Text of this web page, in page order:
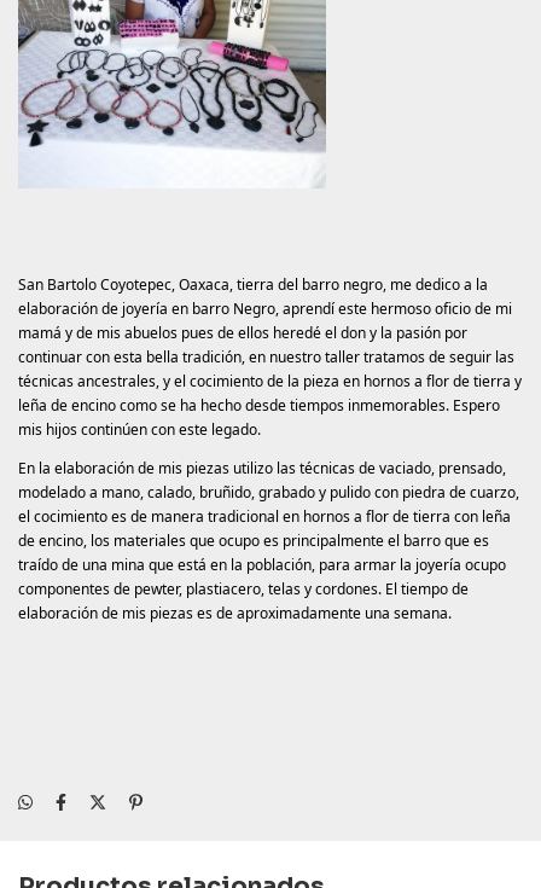
San Bartolo Coyotepec, Oaxaca, tierra del barro negro, me dedico a la
elaboración de joyería en barro Negro, aprendí este hermoso oficio de mi
mamá y de mis abuelos pues de ellos heredé el don y la pasión por
continuar con esta bella tradición, en nuestro taller tratamos de seguir las
técnicas ancestrales, y el cocimiento de la pieza en hornos a flor de tierra y
leña de encino como se ha hecho desde tiempos inmemorables. Espero
mis hijos continúen con este legado.
En la elaboración de mis piezas utilizo las técnicas de vaciado, prensado,
modelado a mano, calado, bruñido, grabado y pulido con piedra de cuarzo,
el cocimiento es de manera tradicional en hornos a flor de tierra con leña
de encino, los materiales que ocupo es principalmente el barro que es
traído de una mina que está en la población, para armar la joyería ocupo
componentes de pewter, plastiacero, telas y cordones. El tiempo de
elaboración de mis piezas es de aproximadamente una semana.